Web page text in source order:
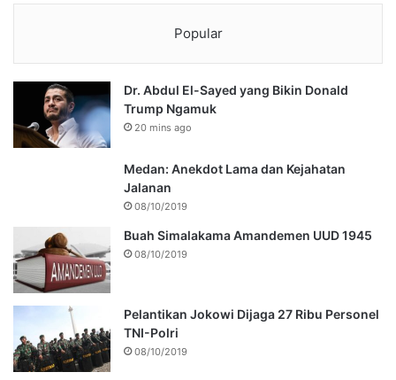
Popular
Dr. Abdul El-Sayed yang Bikin Donald
Trump Ngamuk
20 mins ago
Medan: Anekdot Lama dan Kejahatan
Jalanan
08/10/2019
Buah Simalakama Amandemen UUD 1945
08/10/2019
Pelantikan Jokowi Dijaga 27 Ribu Personel
TNI-Polri
08/10/2019